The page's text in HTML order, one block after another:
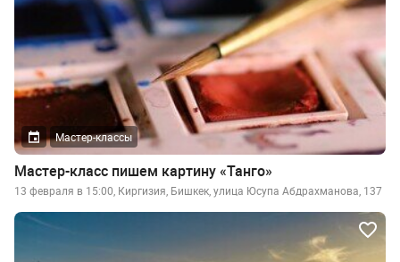
Мастер-классы
Мастер-класс пишем картину «Танго»
13 февраля в 15:00, Киргизия, Бишкек, улица Юсупа Абдрахманова, 137